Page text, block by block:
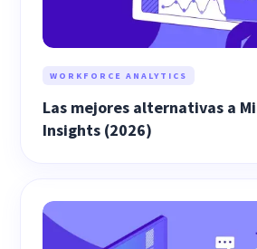
WORKFORCE ANALYTICS
Las mejores alternativas a
Insights (2026)